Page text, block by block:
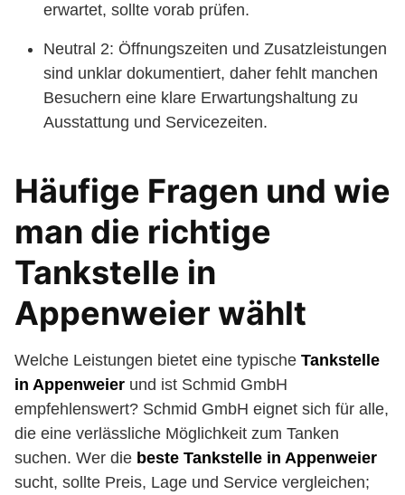
erwartet, sollte vorab prüfen.
Neutral 2: Öffnungszeiten und Zusatzleistungen
sind unklar dokumentiert, daher fehlt manchen
Besuchern eine klare Erwartungshaltung zu
Ausstattung und Servicezeiten.
Häufige Fragen und wie
man die richtige
Tankstelle in
Appenweier wählt
Welche Leistungen bietet eine typische Tankstelle
in Appenweier und ist Schmid GmbH
empfehlenswert? Schmid GmbH eignet sich für alle,
die eine verlässliche Möglichkeit zum Tanken
suchen. Wer die beste Tankstelle in Appenweier
sucht, sollte Preis, Lage und Service vergleichen;